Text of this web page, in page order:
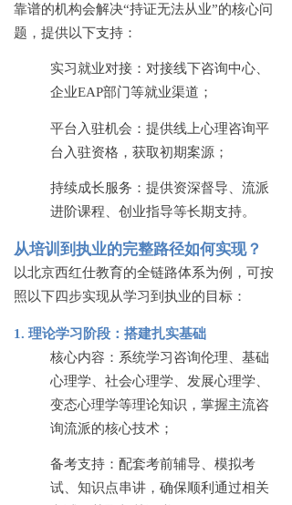
靠谱的机构会解决“持证无法从业”的核心问
题，提供以下支持：
实习就业对接：对接线下咨询中心、
企业EAP部门等就业渠道；
平台入驻机会：提供线上心理咨询平
台入驻资格，获取初期案源；
持续成长服务：提供资深督导、流派
进阶课程、创业指导等长期支持。
从培训到执业的完整路径如何实现？
以北京西红仕教育的全链路体系为例，可按
照以下四步实现从学习到执业的目标：
1. 理论学习阶段：搭建扎实基础
核心内容：系统学习咨询伦理、基础
心理学、社会心理学、发展心理学、
变态心理学等理论知识，掌握主流咨
询流派的核心技术；
备考支持：配套考前辅导、模拟考
试、知识点串讲，确保顺利通过相关